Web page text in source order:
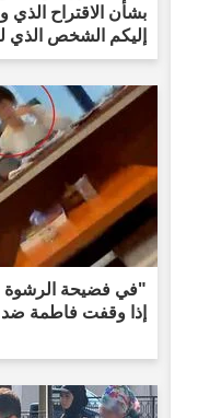
بشأن الاقتراح
إليكم الشخص الذي
"في فضيحة الرشوة
إذا وقفت فاطمة